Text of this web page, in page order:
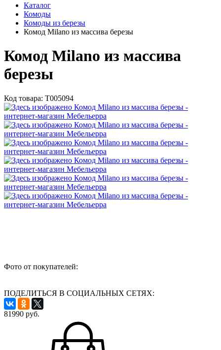
Каталог
Комоды
Комоды из березы
Комод Milano из массива березы
Комод Milano из массива
березы
Код товара: Т005094
Фото от покупателей:
ПОДЕЛИТЬСЯ В СОЦИАЛЬНЫХ СЕТЯХ:
81990 руб.